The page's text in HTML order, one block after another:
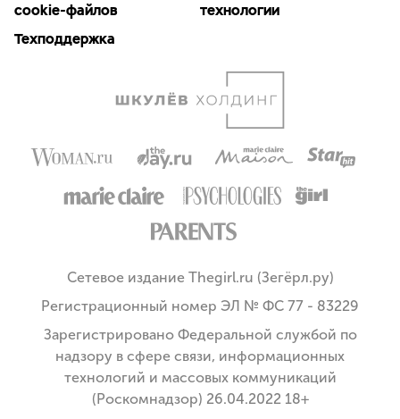
cookie-файлов
технологии
Техподдержка
Сетевое издание Thegirl.ru (Зегёрл.ру)
Регистрационный номер ЭЛ № ФС 77 - 83229
Зарегистрировано Федеральной службой по
надзору в сфере связи, информационных
технологий и массовых коммуникаций
(Роскомнадзор) 26.04.2022 18+